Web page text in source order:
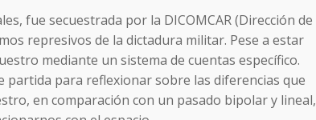
fue secuestrada por la DICOMCAR (Dirección de
represivos de la dictadura militar. Pese a estar
mediante un sistema de cuentas específico.
partida para reflexionar sobre las diferencias que
en comparación con un pasado bipolar y lineal,